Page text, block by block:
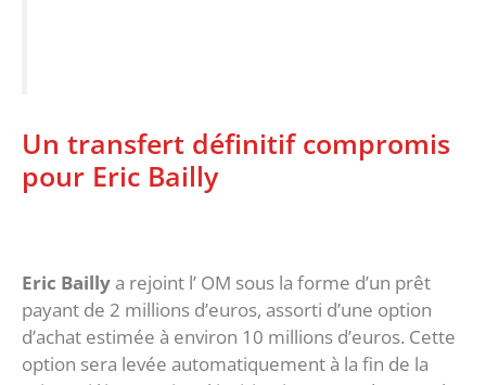
Un transfert définitif compromis
pour Eric Bailly
Eric Baillya rejoint l’ OM sous la forme d’un prêt
payant de 2 millions d’euros, assorti d’une option
d’achat estimée à environ 10 millions d’euros. Cette
option sera levée automatiquement à la fin de la